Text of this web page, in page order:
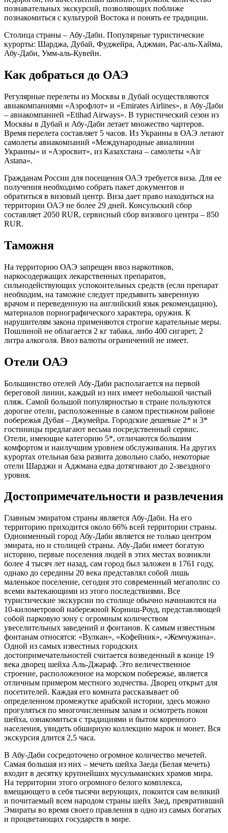
познавательных экскурсий, позволяющих поближе
познакомиться с культурой Востока и понять ее традиции.
Столица страны – Абу-Даби. Популярные туристические
курорты: Шарджа, Дубай, Фуджейра, Аджман, Рас-аль-Хайма,
Абу-Даби, Умм-аль-Кувейн.
Как добраться до ОАЭ
Регулярные перелеты из Москвы в Дубай осуществляются
авиакомпаниями «Аэрофлот» и «Emirates Airlines», в Абу-Даби
– авиакомпанией «Etihad Airways». В туристический сезон из
Москвы в Дубай и Абу-Даби летает множество чартеров.
Время перелета составляет 5 часов. Из Украины в ОАЭ летают
самолеты авиакомпаний «Международные авиалинии
Украины» и «Аэросвит», из Казахстана – самолеты «Air
Astana».
Гражданам России для посещения ОАЭ требуется виза. Для ее
получения необходимо собрать пакет документов и
обратиться в визовый центр. Виза дает право находиться на
территории ОАЭ не более 29 дней. Консульский сбор
составляет 2050 RUR, сервисный сбор визового центра – 850
RUR.
Таможня
На территорию ОАЭ запрещен ввоз наркотиков,
наркосодержащих лекарственных препаратов,
сильнодействующих успокоительных средств (если препарат
необходим, на таможне следует предъявить заверенную
врачом и переведенную на английский язык рекомендацию),
материалов порнографического характера, оружия. К
нарушителям закона применяются строгие карательные меры.
Пошлиной не облагается 2 кг табака, либо 400 сигарет, 2
литра алкоголя. Ввоз валюты ограничений не имеет.
Отели ОАЭ
Большинство отелей Абу-Даби располагается на первой
береговой линии, каждый из них имеет небольшой чистый
пляж. Самой большой популярностью в стране пользуются
дорогие отели, расположенные в самом престижном районе
побережья Дубая – Джумейра. Городские дешевые 2* и 3*
гостиницы предлагают весьма посредственный сервис.
Отели, имеющие категорию 5*, отличаются большим
комфортом и наилучшим уровнем обслуживания. На других
курортах отельная база развита довольно слабо, некоторые
отели Шарджи и Аджмана едва дотягивают до 2-звездного
уровня.
Достопримечательности и развлечения
Главным эмиратом страны является Абу-Даби. На его
территорию приходится около 66% всей территории страны.
Одноименный город Абу-Даби является не только центром
эмирата, но и столицей страны. Абу-Даби имеет богатую
историю, первые поселения людей в этих местах возникли
более 4 тысяч лет назад, сам город был заложен в 1761 году,
однако до середины 20 века представлял собой лишь
маленькое поселение, сегодня это современный мегаполис со
всеми вытекающими из этого последствиями. Все
туристические экскурсии по столице обычно начинаются на
10-километровой набережной Корниш-Роуд, представляющей
собой парковую зону с огромным количеством
увеселительных заведений и фонтанов. К самым известным
фонтанам относятся: «Вулкан», «Кофейник», «Жемчужина».
Одной из самых известных городских
достопримечательностей считается возведенный в конце 19
века дворец шейха Аль-Джараф. Это величественное
строение, расположенное на морском побережье, является
отличным примером местного зодчества. Дворец открыт для
посетителей. Каждая его комната рассказывает об
определенном промежутке арабской истории, здесь можно
прогуляться по многочисленным залам и осмотреть покои
шейха, ознакомиться с традициями и бытом коренного
населения, увидеть обширную коллекцию марок и монет. Вся
экскурсия длится 2,5 часа.
В Абу-Даби сосредоточено огромное количество мечетей.
Самая большая из них – мечеть шейха Заеда (Белая мечеть)
входит в десятку крупнейших мусульманских храмов мира.
На территории этого огромного белого комплекса,
вмещающего в себя тысячи верующих, покоится сам великий
и почитаемый всем народом страны шейх Заед, превративший
Эмираты во время своего правления в одно из самых богатых
и процветающих государств в мире.